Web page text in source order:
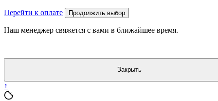
Перейти к оплате Продолжить выбор
Наш менеджер свяжется с вами в ближайшее время.
Закрыть
↑